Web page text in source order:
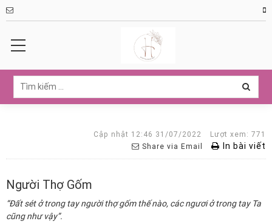
Cập nhật 12:46 31/07/2022
Lượt xem: 771
Share via Email
In bài viết
Người Thợ Gốm
“Đất sét ở trong tay người thợ gốm thế nào, các ngươi ở trong tay Ta
cũng như vậy”.